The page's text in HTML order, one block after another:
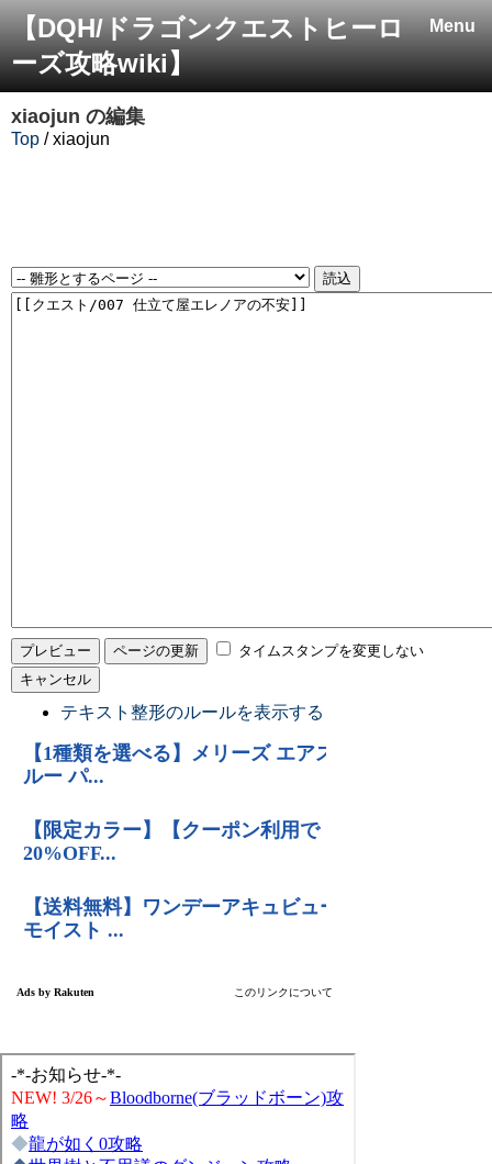
Menu
【DQH/ドラゴンクエストヒーロ
ーズ攻略wiki】
xiaojun の編集
Top / xiaojun
タイムスタンプを変更しない
テキスト整形のルールを表示する